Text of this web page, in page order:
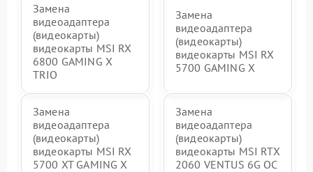
Замена
видеоадаптера
(видеокарты)
видеокарты MSI RX
6800 GAMING X
TRIO
Замена
видеоадаптера
(видеокарты)
видеокарты MSI RX
5700 GAMING X
Замена
видеоадаптера
(видеокарты)
видеокарты MSI RX
5700 XT GAMING X
Замена
видеоадаптера
(видеокарты)
видеокарты MSI RTX
2060 VENTUS 6G OC